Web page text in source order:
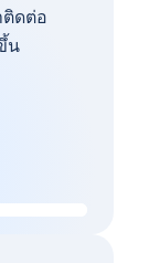
ติดต่อ
น